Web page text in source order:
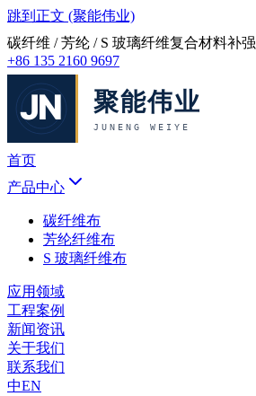
跳到正文 (聚能伟业)
碳纤维 / 芳纶 / S 玻璃纤维复合材料补强
+86 135 2160 9697
首页
产品中心
碳纤维布
芳纶纤维布
S 玻璃纤维布
应用领域
工程案例
新闻资讯
关于我们
联系我们
中EN